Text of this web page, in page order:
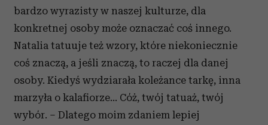
bardzo wyrazisty w naszej kulturze, dla
konkretnej osoby może oznaczać coś innego.
Natalia tatuuje też wzory, które niekoniecznie
coś znaczą, a jeśli znaczą, to raczej dla danej
osoby. Kiedyś wydziarała koleżance tarkę, inna
marzyła o kalafiorze… Cóż, twój tatuaż, twój
wybór. – Dlatego moim zdaniem lepiej